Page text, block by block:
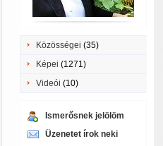
Közösségei (35)
Képei (1271)
Videói (10)
Ismerősnek jelölöm
Üzenetet írok neki